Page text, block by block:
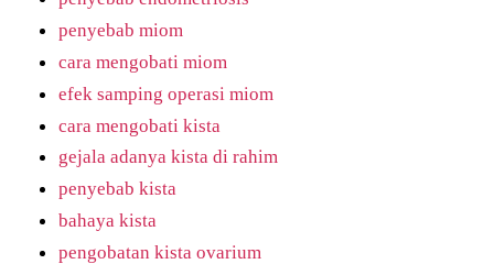
penyebab miom
cara mengobati miom
efek samping operasi miom
cara mengobati kista
gejala adanya kista di rahim
penyebab kista
bahaya kista
pengobatan kista ovarium